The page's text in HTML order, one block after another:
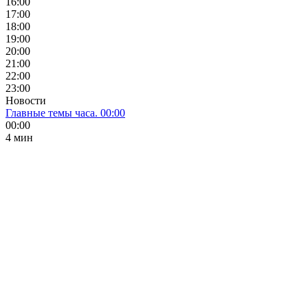
17:00
18:00
19:00
20:00
21:00
22:00
23:00
Новости
Главные темы часа. 00:00
00:00
4 мин